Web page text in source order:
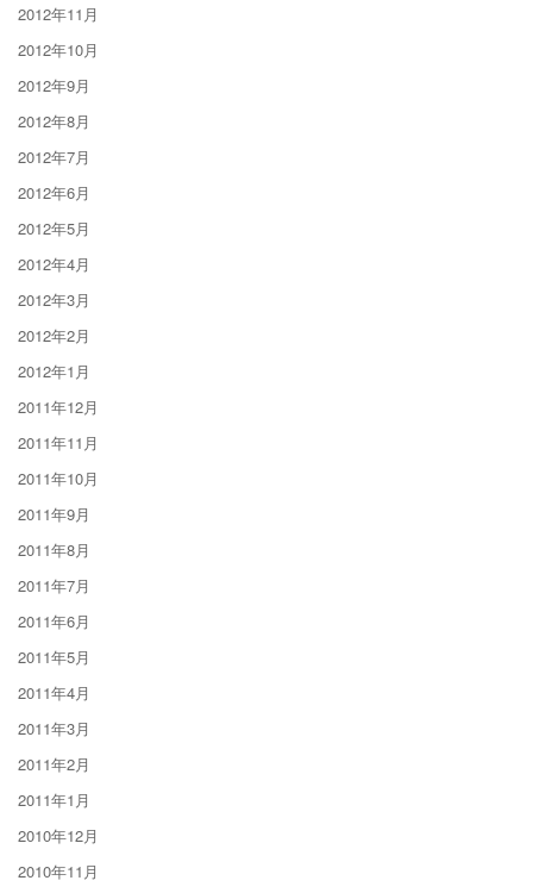
2012年11月
2012年10月
2012年9月
2012年8月
2012年7月
2012年6月
2012年5月
2012年4月
2012年3月
2012年2月
2012年1月
2011年12月
2011年11月
2011年10月
2011年9月
2011年8月
2011年7月
2011年6月
2011年5月
2011年4月
2011年3月
2011年2月
2011年1月
2010年12月
2010年11月